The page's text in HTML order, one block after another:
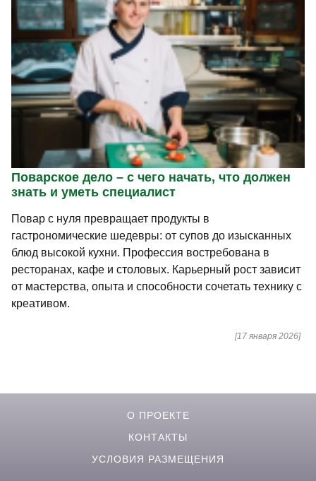
Поварское дело – с чего начать, что должен
знать и уметь специалист
Повар с нуля превращает продукты в
гастрономические шедевры: от супов до изысканных
блюд высокой кухни. Профессия востребована в
ресторанах, кафе и столовых. Карьерный рост зависит
от мастерства, опыта и способности сочетать технику с
креативом.
[17 января 2026]
О ПРОЕКТЕ
КОНТАКТЫ
УСЛОВИЯ РАЗМЕЩЕНИЯ